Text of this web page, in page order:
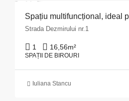
Spațiu multifuncțional, ideal
Strada Dezmirului nr.1
1 16,56m²
SPAȚII DE BIROURI
Iuliana Stancu